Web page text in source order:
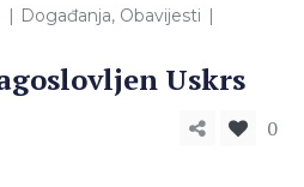
Događanja, Obavijesti
Uskrs
0